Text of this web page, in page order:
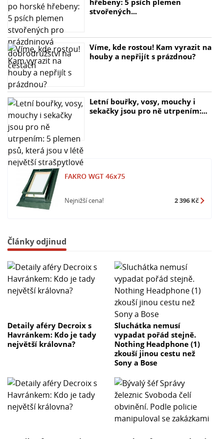
- Zaoblený tvar kolíku blokujícího křídlo pro bezpečné
používání
- Snadná montáž na latích s možností vodorovného
posouvání
- Dodáváno s montážní sadou pro jednoduchou
instalaci
hřebeny: 5 psích plemen
stvořených...
Víme, kde rostou! Kam vyrazit na
houby a nepřijít s prázdnou?
Letní bouřky, vosy, mouchy i
sekačky jsou pro ně utrpením:...
FAKRO WGT 46x75
Nejnižší cena! 2 396 Kč
Články odjinud
Detaily aféry Decroix s
Havránkem: Kdo je tady
největší královna?
Sluchátka nemusí
vypadat pořád stejně.
Nothing Headphone (1)
zkouší jinou cestu než
Sony a Bose